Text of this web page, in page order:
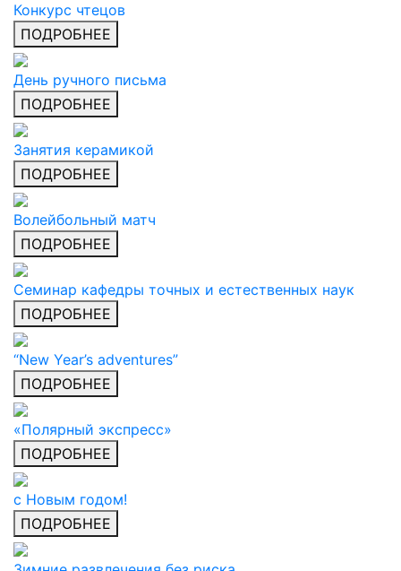
Конкурс чтецов
ПОДРОБНЕЕ
День ручного письма
ПОДРОБНЕЕ
Занятия керамикой
ПОДРОБНЕЕ
Волейбольный матч
ПОДРОБНЕЕ
Семинар кафедры точных и естественных наук
ПОДРОБНЕЕ
“New Year’s adventures”
ПОДРОБНЕЕ
«Полярный экспресс»
ПОДРОБНЕЕ
с Новым годом!
ПОДРОБНЕЕ